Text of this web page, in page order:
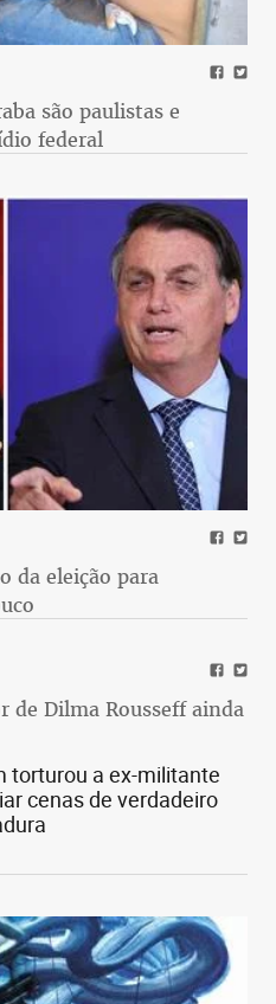
são paulistas e
federal
da eleição para
de Dilma Rousseff ainda
torturou a ex-militante
cenas de verdadeiro